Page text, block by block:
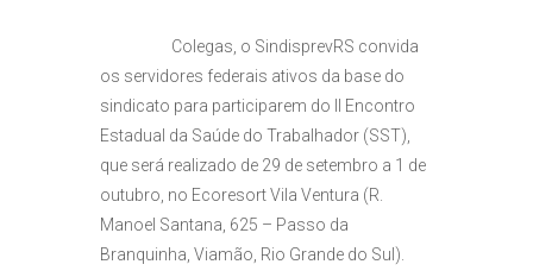
Colegas, o SindisprevRS convida
os servidores federais ativos da base do
sindicato para participarem do II Encontro
Estadual da Saúde do Trabalhador (SST),
que será realizado de 29 de setembro a 1 de
outubro, no Ecoresort Vila Ventura (R.
Manoel Santana, 625 – Passo da
Branquinha, Viamão, Rio Grande do Sul).